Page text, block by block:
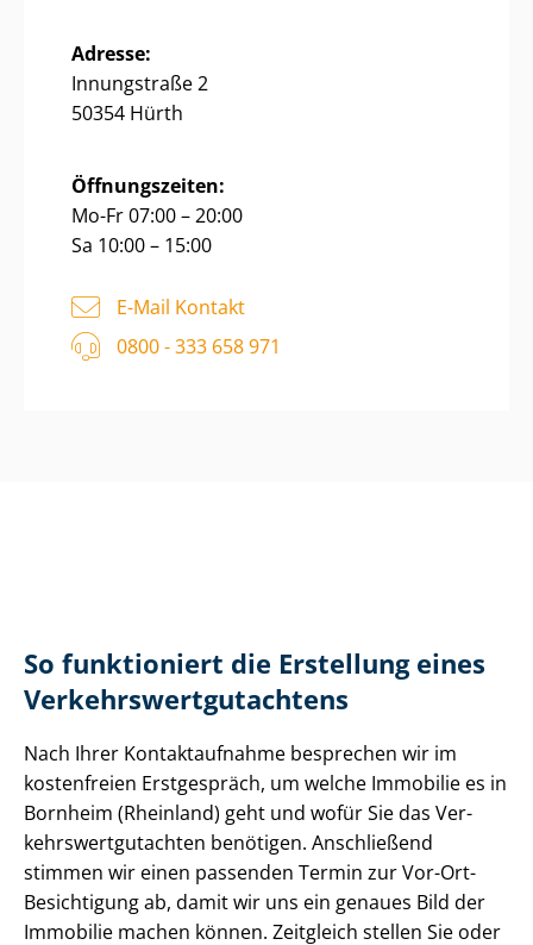
Adresse:
Innungstraße 2
50354 Hürth
Öffnungszeiten:
Mo-Fr 07:00 – 20:00
Sa 10:00 – 15:00
E-Mail Kontakt
0800 - 333 658 971
So funktioniert die Erstellung eines
Ver­kehrs­wert­gut­ach­tens
Nach Ihrer Kontaktaufnahme besprechen wir im
kostenfreien Erstgespräch, um welche Immobilie es in
Bornheim (Rheinland) geht und wofür Sie das Ver­
kehrs­wert­gut­ach­ten benötigen. Anschließend
stimmen wir einen passenden Termin zur Vor-Ort-
Besichtigung ab, damit wir uns ein genaues Bild der
Immobilie machen können. Zeitgleich stellen Sie oder